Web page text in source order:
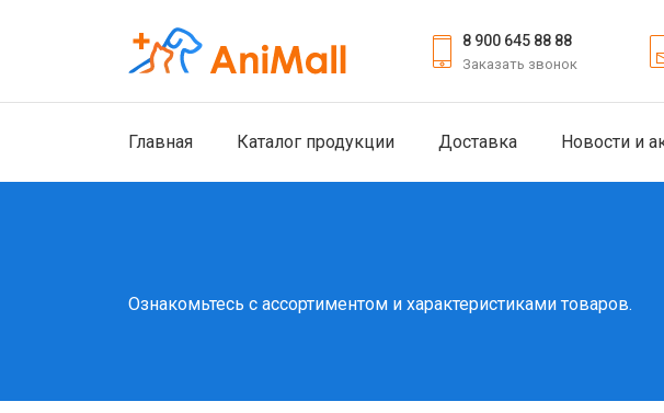
8 900 645 88 88
Заказать звонок
Главная Каталог продукции Доставка Новости и
Ознакомьтесь с ассортиментом и характеристиками товаров.